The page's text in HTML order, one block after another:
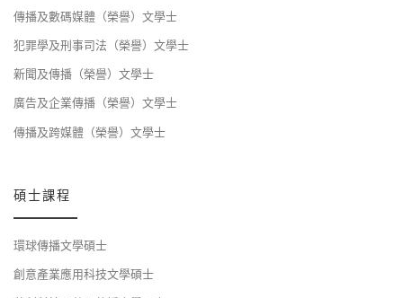
傳播及數碼媒體（榮譽）文學士
犯罪學及刑事司法（榮譽）文學士
新聞及傳播（榮譽）文學士
廣告及企業傳播（榮譽）文學士
傳播及跨媒體（榮譽）文學士
碩士課程
環球傳播文學碩士
創意產業應用科技文學碩士